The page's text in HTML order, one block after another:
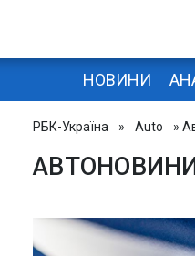
НОВИНИ
РБК-Україна » Auto »